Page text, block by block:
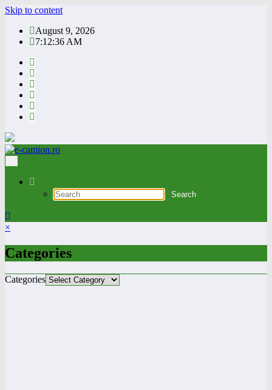
Skip to content
August 9, 2026
7:12:36 AM
×
Categories
Categories